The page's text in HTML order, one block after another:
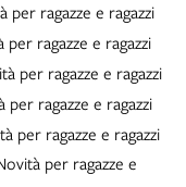
per ragazze e ragazzi
ragazze e ragazzi
per ragazze e ragazzi
per ragazze e ragazzi
per ragazze e ragazzi
per ragazze e